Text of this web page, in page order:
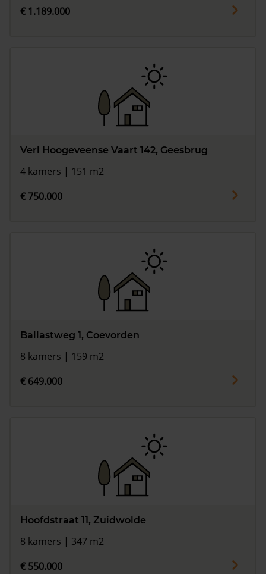
€ 1.189.000
Verl Hoogeveense Vaart 142, Geesbrug
4 kamers | 151 m2
€ 750.000
Ballastweg 1, Coevorden
8 kamers | 159 m2
€ 649.000
Hoofdstraat 11, Zuidwolde
8 kamers | 347 m2
€ 550.000